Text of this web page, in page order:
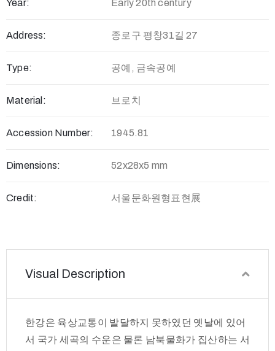
Year: Early 20th century
Address: 종로구 평창31길 27
Type: 공예, 금속공예
Material: 브로치
Accession Number: 1945.81
Dimensions: 52x28x5 mm
Credit: 서울문화원형표현展
Visual Description
한강은 육상교통이 발달하지 못하였던 옛날에 있어
서 국가 세곡의 수운은 물론 남북물화가 집산하는 서